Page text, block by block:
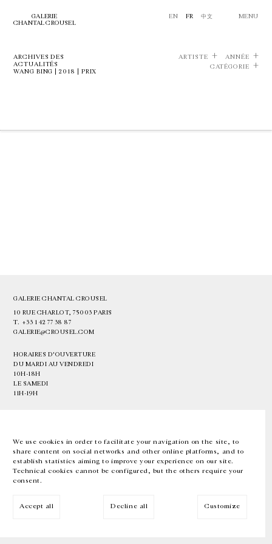
We use cookies in order to facilitate your navigation on the site, to
share content on social networks and other online platforms, and to
establish statistics aiming to improve your experience on our site.
Technical cookies cannot be configured, but the others require your
consent.
Accept all Decline all Customize
GALERIE
CHANTAL CROUSEL
EN FR 中文 MENU
ARCHIVES DES
ACTUALITÉS
WANG BING | 2018 | PRIX
ARTISTE
ANNÉE
CATÉGORIE
GALERIE CHANTAL CROUSEL
10 RUE CHARLOT, 75003 PARIS
T. +33 1 42 77 38 87
GALERIE@CROUSEL.COM
HORAIRES D'OUVERTURE
DU MARDI AU VENDREDI
10H-18H
LE SAMEDI
11H-19H
EN FR 中文 Facebook Instagram
Inscrivez-vous à notre newsletter